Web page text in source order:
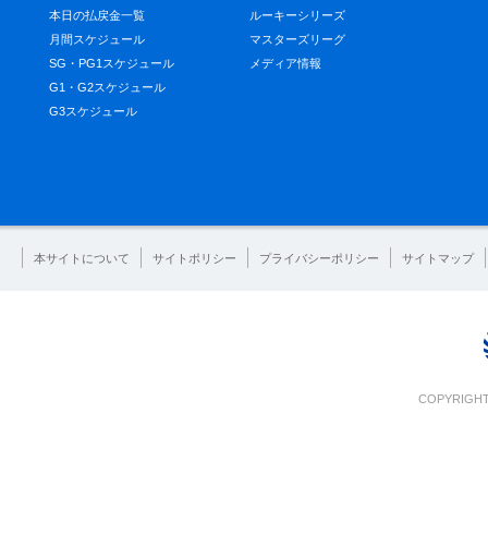
本日の払戻金一覧
月間スケジュール
SG・PG1スケジュール
G1・G2スケジュール
G3スケジュール
ルーキーシリーズ
マスターズリーグ
メディア情報
本サイトについて サイトポリシー プライバシーポリシー サイトマップ